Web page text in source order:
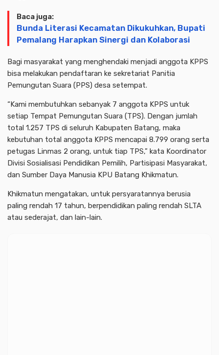
Baca juga:
Bunda Literasi Kecamatan Dikukuhkan, Bupati
Pemalang Harapkan Sinergi dan Kolaborasi
Bagi masyarakat yang menghendaki menjadi anggota KPPS
bisa melakukan pendaftaran ke sekretariat Panitia
Pemungutan Suara (PPS) desa setempat.
“Kami membutuhkan sebanyak 7 anggota KPPS untuk
setiap Tempat Pemungutan Suara (TPS). Dengan jumlah
total 1.257 TPS di seluruh Kabupaten Batang, maka
kebutuhan total anggota KPPS mencapai 8.799 orang serta
petugas Linmas 2 orang, untuk tiap TPS,” kata Koordinator
Divisi Sosialisasi Pendidikan Pemilih, Partisipasi Masyarakat,
dan Sumber Daya Manusia KPU Batang Khikmatun.
Khikmatun mengatakan, untuk persyaratannya berusia
paling rendah 17 tahun, berpendidikan paling rendah SLTA
atau sederajat, dan lain-lain.